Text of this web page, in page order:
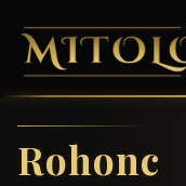
Rohonc